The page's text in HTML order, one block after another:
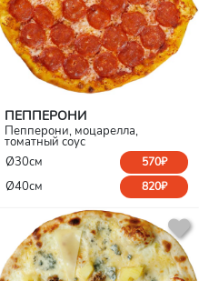
ПЕППЕРОНИ
Пепперони, моцарелла,
томатный соус
Ø30см
570₽
Ø40см 820₽